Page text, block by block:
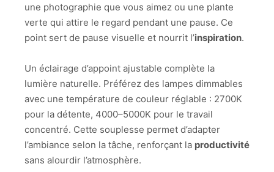
une photographie que vous aimez ou une plante
verte qui attire le regard pendant une pause. Ce
point sert de pause visuelle et nourrit l’inspiration.
Un éclairage d’appoint ajustable complète la
lumière naturelle. Préférez des lampes dimmables
avec une température de couleur réglable : 2700K
pour la détente, 4000–5000K pour le travail
concentré. Cette souplesse permet d’adapter
l’ambiance selon la tâche, renforçant la productivité
sans alourdir l’atmosphère.